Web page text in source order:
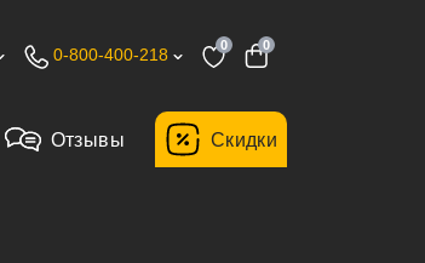
0-800-400-218
0 0
Отзывы Cкидки